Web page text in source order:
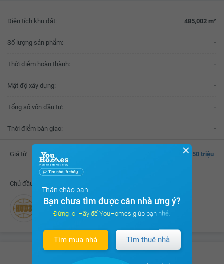
Diện tích khu đất: 485,002 m²
Số lượng sản phẩm: -
Thời điểm hoàn thành: -
Mật độ xây dựng: -
Tổng số vốn đầu tư: -
Thời điểm bàn giao: -
Giá từ 850 triệu
Chủ đầu tư
Công ty CP Đầu tư Phát triển Đô thị Kiến Hưng
✕
Thân chào bạn
Bạn chưa tìm được căn nhà ưng ý?
Đừng lo! Hãy để YouHomes giúp bạn nhé.
Tìm mua nhà Tìm thuê nhà